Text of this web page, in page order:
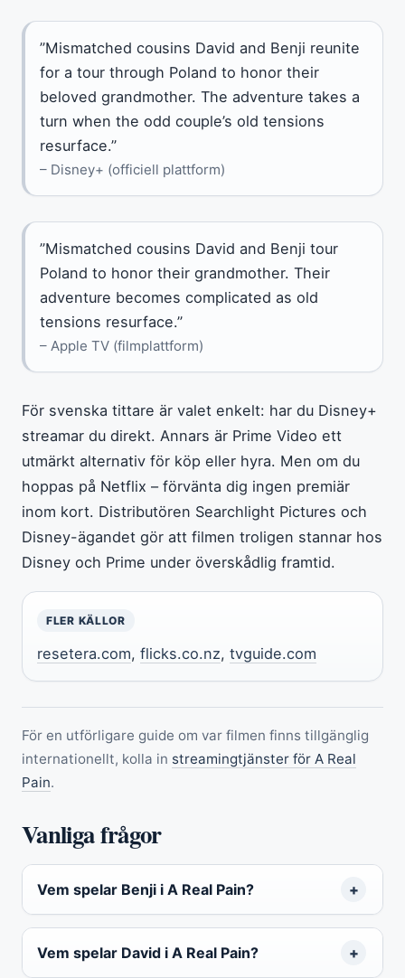
”Mismatched cousins David and Benji reunite
for a tour through Poland to honor their
beloved grandmother. The adventure takes a
turn when the odd couple’s old tensions
resurface.”
– Disney+ (officiell plattform)
”Mismatched cousins David and Benji tour
Poland to honor their grandmother. Their
adventure becomes complicated as old
tensions resurface.”
– Apple TV (filmplattform)
För svenska tittare är valet enkelt: har du Disney+
streamar du direkt. Annars är Prime Video ett
utmärkt alternativ för köp eller hyra. Men om du
hoppas på Netflix – förvänta dig ingen premiär
inom kort. Distributören Searchlight Pictures och
Disney-ägandet gör att filmen troligen stannar hos
Disney och Prime under överskådlig framtid.
FLER KÄLLOR
resetera.com, flicks.co.nz, tvguide.com
För en utförligare guide om var filmen finns tillgänglig
internationellt, kolla in streamingtjänster för A Real
Pain.
Vanliga frågor
Vem spelar Benji i A Real Pain?
Vem spelar David i A Real Pain?